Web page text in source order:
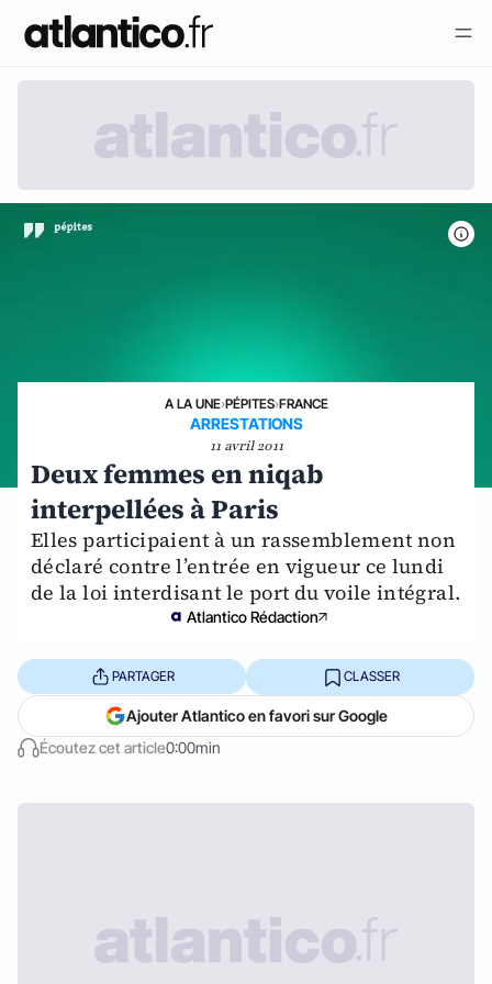
A LA UNE›PÉPITES›FRANCE
ARRESTATIONS
11 avril 2011
Deux femmes en niqab
interpellées à Paris
Elles participaient à un rassemblement non
déclaré contre l’entrée en vigueur ce lundi
de la loi interdisant le port du voile intégral.
Atlantico Rédaction
Écoutez cet article0:00min
PARTAGER CLASSER
Ajouter Atlantico en favori sur Google